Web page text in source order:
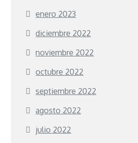
enero 2023
diciembre 2022
noviembre 2022
octubre 2022
septiembre 2022
agosto 2022
julio 2022